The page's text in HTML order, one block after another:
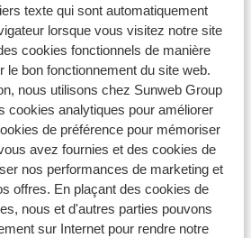
texte qui sont automatiquement
lorsque vous visitez notre site
cookies fonctionnels de manière
le bon fonctionnement du site web.
nous utilisons chez Sunweb Group
cookies analytiques pour améliorer
de préférence pour mémoriser
avez fournies et des cookies de
nos performances de marketing et
offres. En plaçant des cookies de
nous et d'autres parties pouvons
sur Internet pour rendre notre